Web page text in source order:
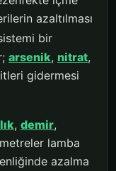
azaltılması
bir
arsenik, nitrat,
gidermesi
, demir,
lamba
azalma